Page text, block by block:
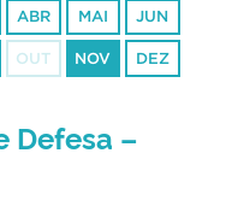
ABR MAI JUN
OUT NOV DEZ
Defesa –